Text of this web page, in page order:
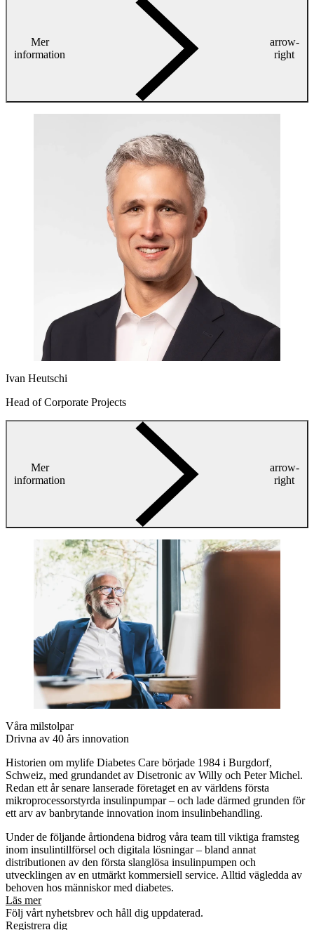
Mer
information
arrow-
right
Ivan Heutschi
Head of Corporate Projects
Mer
information
arrow-
right
Våra milstolpar
Drivna av 40 års innovation
Historien om mylife Diabetes Care började 1984 i Burgdorf,
Schweiz, med grundandet av Disetronic av Willy och Peter Michel.
Redan ett år senare lanserade företaget en av världens första
mikroprocessorstyrda insulinpumpar – och lade därmed grunden för
ett arv av banbrytande innovation inom insulinbehandling.
Under de följande årtiondena bidrog våra team till viktiga framsteg
inom insulintillförsel och digitala lösningar – bland annat
distributionen av den första slanglösa insulinpumpen och
utvecklingen av en utmärkt kommersiell service. Alltid vägledda av
behoven hos människor med diabetes.
Läs mer
Följ vårt nyhetsbrev och håll dig uppdaterad.
Registrera dig